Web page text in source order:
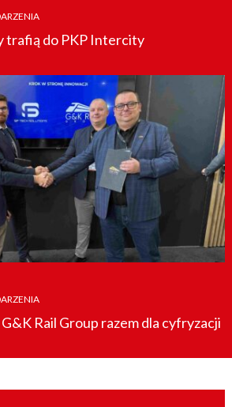
trafią do PKP Intercity
Rail Group razem dla cyfryzacji